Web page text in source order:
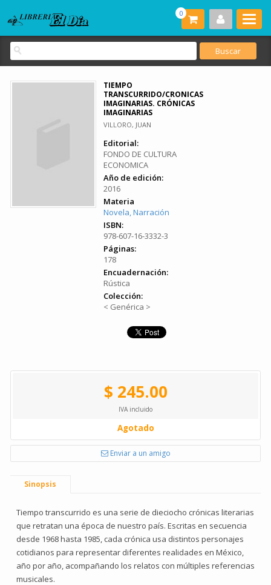
0
TIEMPO
TRANSCURRIDO/CRONICAS
IMAGINARIAS. CRÓNICAS
IMAGINARIAS
VILLORO, JUAN
Editorial:
FONDO DE CULTURA
ECONOMICA
Año de edición:
2016
Materia
Novela, Narración
ISBN:
978-607-16-3332-3
Páginas:
178
Encuadernación:
Rústica
Colección:
< Genérica >
$ 245.00
IVA incluido
Agotado
Enviar a un amigo
Sinopsis
Tiempo transcurrido es una serie de dieciocho crónicas literarias
que retratan una época de nuestro país. Escritas en secuencia
desde 1968 hasta 1985, cada crónica usa distintos personajes
cotidianos para representar diferentes realidades en México,
año por año, acompañando los relatos con múltiples referencias
musicales.